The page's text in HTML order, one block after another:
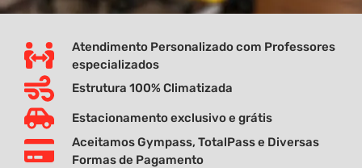
Atendimento Personalizado com Professores
especializados
Estrutura 100% Climatizada
Estacionamento exclusivo e grátis
Aceitamos Gympass, TotalPass e Diversas
Formas de Pagamento